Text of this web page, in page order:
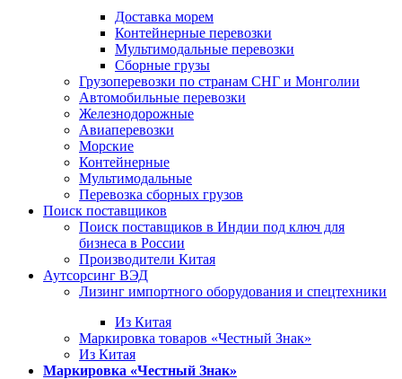
Доставка морем
Контейнерные перевозки
Мультимодальные перевозки
Сборные грузы
Грузоперевозки по странам СНГ и Монголии
Автомобильные перевозки
Железнодорожные
Авиаперевозки
Морские
Контейнерные
Мультимодальные
Перевозка сборных грузов
Поиск поставщиков
Поиск поставщиков в Индии под ключ для
бизнеса в России
Производители Китая
Аутсорсинг ВЭД
Лизинг импортного оборудования и спецтехники
Из Китая
Маркировка товаров «Честный Знак»
Из Китая
Маркировка «Честный Знак»